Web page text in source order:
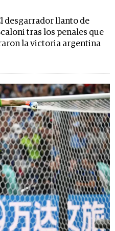
desgarrador llanto de
tras los penales que
la victoria argentina